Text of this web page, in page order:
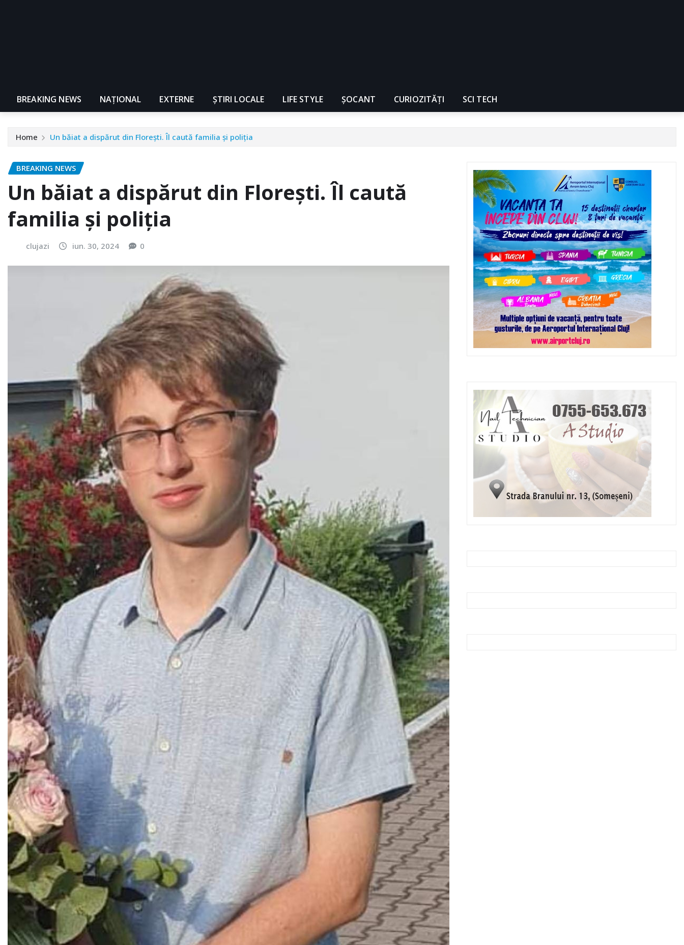
BREAKING NEWS NAŢIONAL EXTERNE ȘTIRI LOCALE LIFE STYLE ȘOCANT CURIOZITĂȚI SCI TECH
Home Un băiat a dispărut din Florești. Îl caută familia și poliția
BREAKING NEWS
Un băiat a dispărut din Florești. Îl caută
familia și poliția
clujazi iun. 30, 2024 0